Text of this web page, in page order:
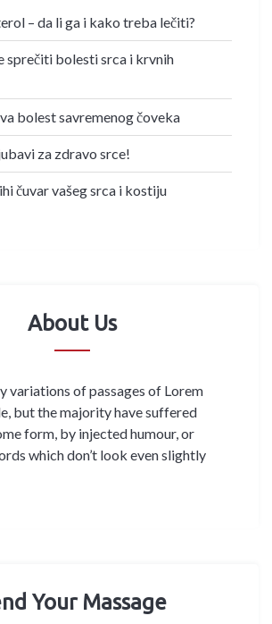
– da li ga i kako treba lečiti?
sprečiti bolesti srca i krvnih
bolest savremenog čoveka
za zdravo srce!
čuvar vašeg srca i kostiju
About Us
variations of passages of Lorem
but the majority have suffered
form, by injected humour, or
which don’t look even slightly
Your Massage